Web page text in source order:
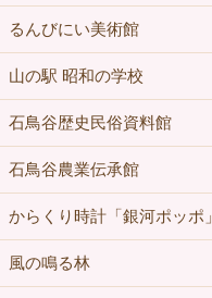
るんびにい美術館
山の駅 昭和の学校
石鳥谷歴史民俗資料館
石鳥谷農業伝承館
からくり時計「銀河ポッポ」
風の鳴る林